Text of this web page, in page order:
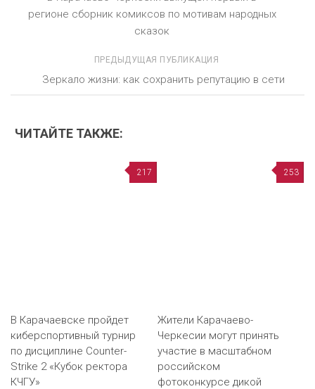
регионе сборник комиксов по мотивам народных
сказок
ПРЕДЫДУЩАЯ ПУБЛИКАЦИЯ
Зеркало жизни: как сохранить репутацию в сети
ЧИТАЙТЕ ТАКЖЕ:
217
В Карачаевске пройдет
киберспортивный турнир
по дисциплине Counter-
Strike 2 «Кубок ректора
КЧГУ»
253
Жители Карачаево-
Черкесии могут принять
участие в масштабном
российском
фотоконкурсе дикой